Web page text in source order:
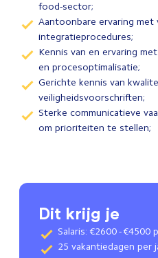
food-sector;
Aantoonbare ervaring met
integratieprocedures;
Kennis van en ervaring
en procesoptimalisatie;
Gerichte kennis van
veiligheidsvoorschriften;
Sterke communicatieve
om prioriteiten te stellen;
Dit krijg je
Salaris: €2600 - €4500
25 vakantiedagen per